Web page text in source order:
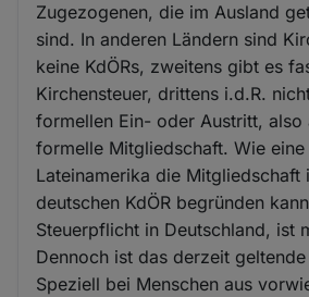
Zugezogenen, die im Ausland
sind. In anderen Ländern sind
keine KdÖRs, zweitens gibt es
Kirchensteuer, drittens i.d.R.
formellen Ein- oder Austritt, also
formelle Mitgliedschaft. Wie eine
Lateinamerika die Mitgliedschaft
deutschen KdÖR begründen
Steuerpflicht in Deutschland, ist
Dennoch ist das derzeit
Speziell bei Menschen aus